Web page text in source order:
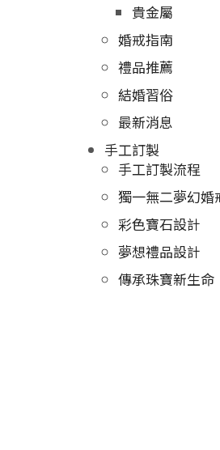
貴金屬
婚戒指南
禮品推薦
結婚習俗
最新消息
手工訂製
手工訂製流程
獨一無二夢幻婚
彩色寶石設計
夢想禮品設計
傳承珠寶新生命